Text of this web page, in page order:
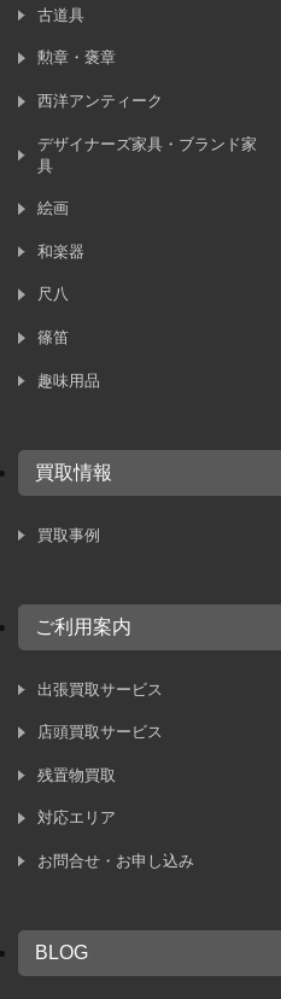
古道具
勲章・褒章
西洋アンティーク
デザイナーズ家具・ブランド家
具
絵画
和楽器
尺八
篠笛
趣味用品
買取情報
買取事例
ご利用案内
出張買取サービス
店頭買取サービス
残置物買取
対応エリア
お問合せ・お申し込み
BLOG